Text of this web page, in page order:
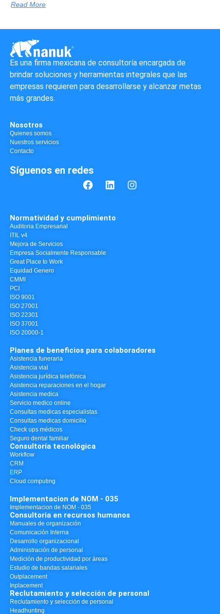
Read More
Es una firma mexicana de consultoría encargada de
brindar soluciones y herramientas integrales que las
empresas requieren para desarrollarse y alcanzar metas
más grandes.
Nosotros
Quienes somos
Nuestros servicios
Contacto
Síguenos en redes
Normatividad y cumplimiento
Auditoria Empresarial
ITIL v4
Mejora de Servicios
Empresa Socialmente Responsable
Great Place to Work
Equidad Genero
CMMI
PCI
ISO 9001
ISO 27001
ISO 22301
ISO 37001
ISO 20000-1
Planes de beneficios para colaboradores
Asistencia funeraria
Asistencia vial
Asistencia jurídica telefónica
Asistencia reparaciones en el hogar
Asistencia medica
Servicio medico online
Consultas medicas especialistas
Consultas medicas domicilio
Check ups médicos
Seguro dental familiar
Consultoría tecnológica
Workflow
CRM
ERP
Cloud computing
Implementacion de NOM - 035
Implementacion de NOM - 035
Consultoria en recursos humanos
Manuales de organización
Comunicación Interna
Desarrollo organizacional
Administración de personal
Medición de productividad por áreas
Estudio de bandas salariales
Outplacement
Inplacement
Reclutamiento y selección de personal
Reclutamiento y selección de personal
Headhunting